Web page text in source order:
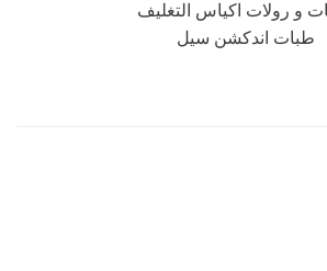
و رولات اكياس التغليف
طبات اندكشن سيل